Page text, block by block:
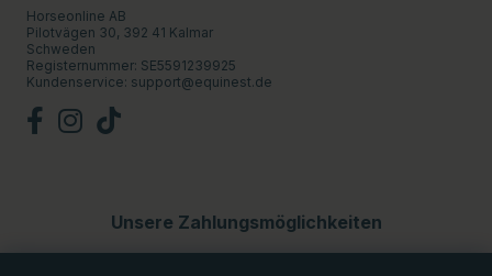
Horseonline AB
Pilotvägen 30, 392 41 Kalmar
Schweden
Registernummer: SE5591239925
Kundenservice: support@equinest.de
Unsere Zahlungsmöglichkeiten